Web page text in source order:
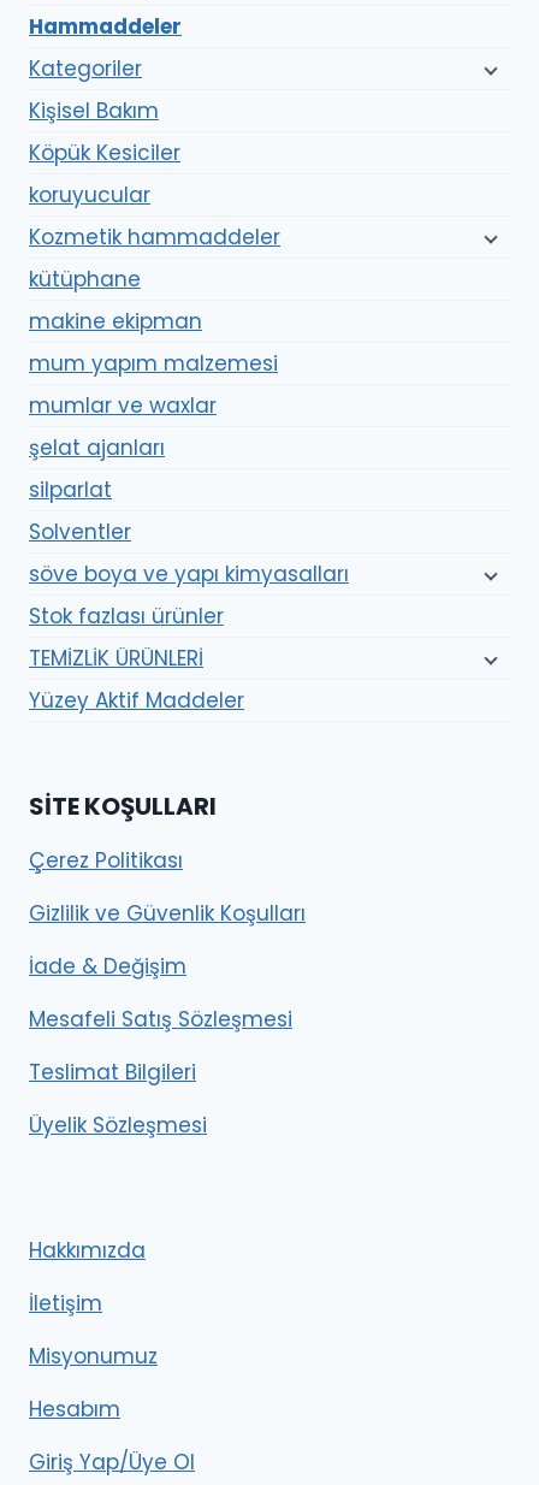
Hammaddeler
Kategoriler
Kişisel Bakım
Köpük Kesiciler
koruyucular
Kozmetik hammaddeler
kütüphane
makine ekipman
mum yapım malzemesi
mumlar ve waxlar
şelat ajanları
silparlat
Solventler
söve boya ve yapı kimyasalları
Stok fazlası ürünler
TEMİZLİK ÜRÜNLERİ
Yüzey Aktif Maddeler
SITE KOŞULLARI
Çerez Politikası
Gizlilik ve Güvenlik Koşulları
İade & Değişim
Mesafeli Satış Sözleşmesi
Teslimat Bilgileri
Üyelik Sözleşmesi
Hakkımızda
İletişim
Misyonumuz
Hesabım
Giriş Yap/Üye Ol